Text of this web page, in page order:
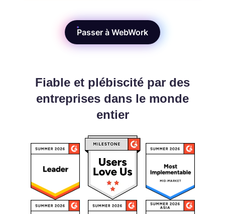
Passer à WebWork
Fiable et plébiscité par des
entreprises dans le monde
entier